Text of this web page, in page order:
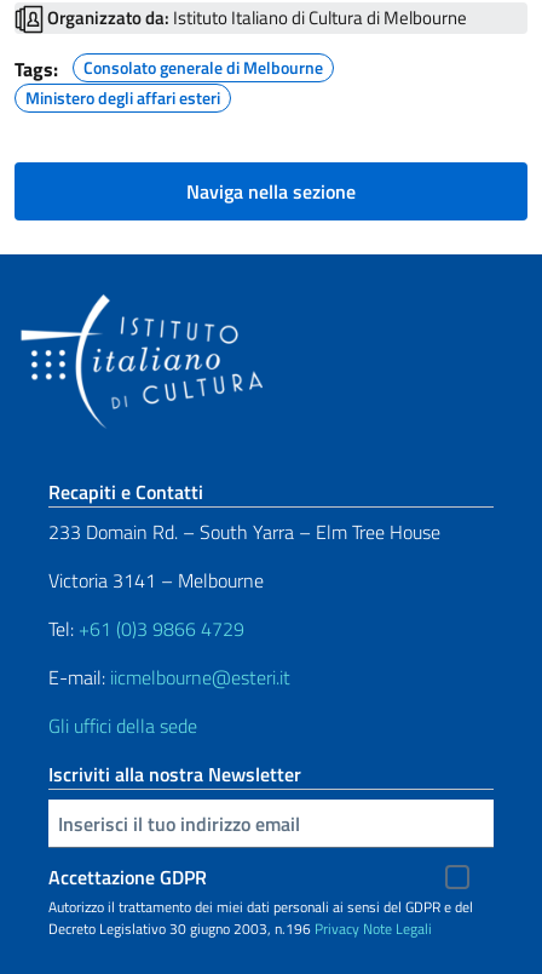
Organizzato da: Istituto Italiano di Cultura di Melbourne
Tags:
Consolato generale di Melbourne
Ministero degli affari esteri
Naviga nella sezione
Sezione footer
Recapiti e Contatti
233 Domain Rd. – South Yarra – Elm Tree House
Victoria 3141 – Melbourne
Tel: +61 (0)3 9866 4729
E-mail: iicmelbourne@esteri.it
Gli uffici della sede
Iscriviti alla nostra Newsletter
Inserisci la tua email
Accettazione GDPR
Autorizzo il trattamento dei miei dati personali ai sensi del GDPR e del
Decreto Legislativo 30 giugno 2003, n.196 Privacy Note Legali